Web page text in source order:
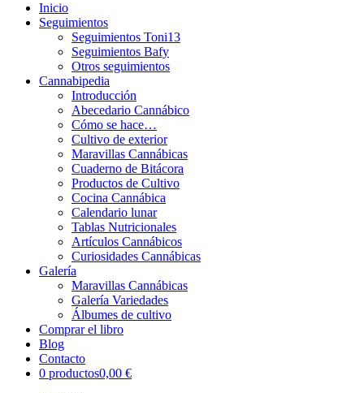
Inicio
Seguimientos
Seguimientos Toni13
Seguimientos Bafy
Otros seguimientos
Cannabipedia
Introducción
Abecedario Cannábico
Cómo se hace…
Cultivo de exterior
Maravillas Cannábicas
Cuaderno de Bitácora
Productos de Cultivo
Cocina Cannábica
Calendario lunar
Tablas Nutricionales
Artículos Cannábicos
Curiosidades Cannábicas
Galería
Maravillas Cannábicas
Galería Variedades
Álbumes de cultivo
Comprar el libro
Blog
Contacto
0 productos0,00 €